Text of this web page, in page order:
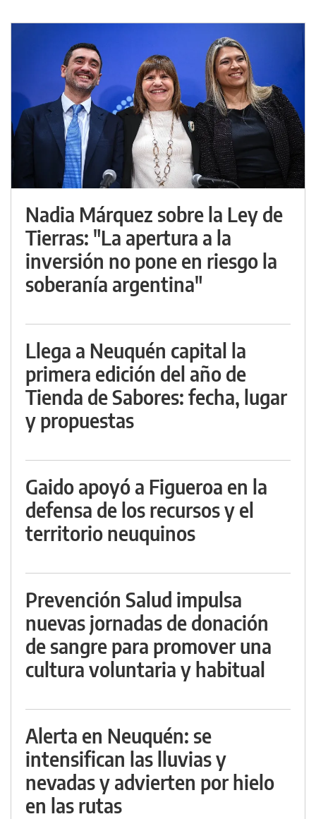
Nadia Márquez sobre la Ley de
Tierras: "La apertura a la
inversión no pone en riesgo la
soberanía argentina"
Llega a Neuquén capital la
primera edición del año de
Tienda de Sabores: fecha, lugar
y propuestas
Gaido apoyó a Figueroa en la
defensa de los recursos y el
territorio neuquinos
Prevención Salud impulsa
nuevas jornadas de donación
de sangre para promover una
cultura voluntaria y habitual
Alerta en Neuquén: se
intensifican las lluvias y
nevadas y advierten por hielo
en las rutas